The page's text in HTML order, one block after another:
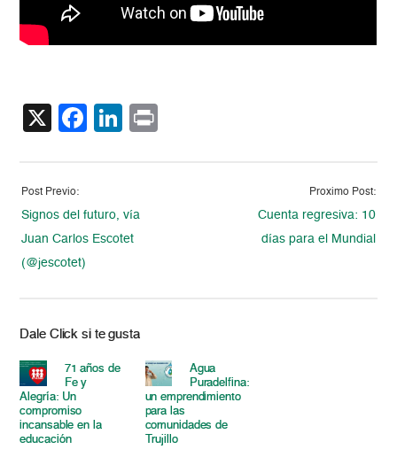
X Facebook
LinkedIn
Post Previo:
Signos del futuro, vía
Juan Carlos Escotet
(@jescotet)
Proximo Post:
Cuenta regresiva: 10
días para el Mundial
Dale Click si te gusta
71 años de
Fe y
Alegría: Un
compromiso
incansable en la
educación
Agua
Puradelfina:
un emprendimiento
para las
comunidades de
Trujillo